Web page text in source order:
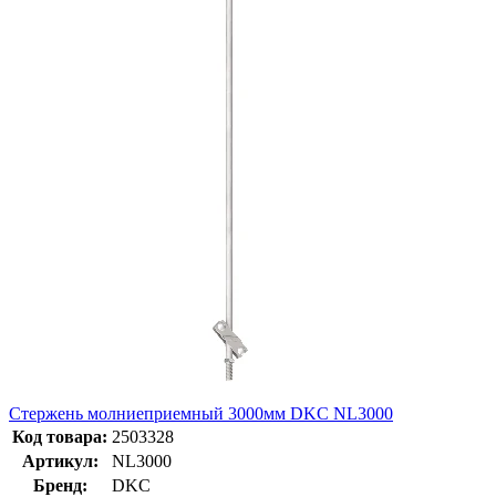
Стержень молниеприемный 3000мм DKC NL3000
Код товара: 2503328
Артикул:
NL3000
Бренд:
DKC